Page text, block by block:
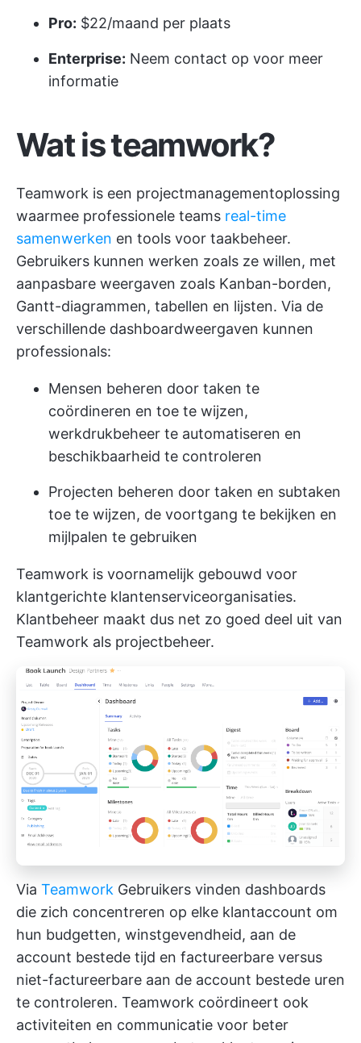
Pro: $22/maand per plaats
Enterprise: Neem contact op voor meer
informatie
Wat is teamwork?
Teamwork is een projectmanagementoplossing
waarmee professionele teams real-time
samenwerken en tools voor taakbeheer.
Gebruikers kunnen werken zoals ze willen, met
aanpasbare weergaven zoals Kanban-borden,
Gantt-diagrammen, tabellen en lijsten. Via de
verschillende dashboardweergaven kunnen
professionals:
Mensen beheren door taken te
coördineren en toe te wijzen,
werkdrukbeheer te automatiseren en
beschikbaarheid te controleren
Projecten beheren door taken en subtaken
toe te wijzen, de voortgang te bekijken en
mijlpalen te gebruiken
Teamwork is voornamelijk gebouwd voor
klantgerichte klantenserviceorganisaties.
Klantbeheer maakt dus net zo goed deel uit van
Teamwork als projectbeheer.
Via Teamwork Gebruikers vinden dashboards
die zich concentreren op elke klantaccount om
hun budgetten, winstgevendheid, aan de
account bestede tijd en factureerbare versus
niet-factureerbare aan de account bestede uren
te controleren. Teamwork coördineert ook
activiteiten en communicatie voor beter